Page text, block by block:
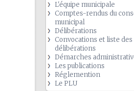
L'équipe municipale
Comptes-rendus du
municipal
Délibérations
Convocations et liste des
délibérations
Démarches
Les publications
Réglemention
Le PLU